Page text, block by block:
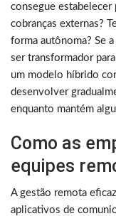
consegue estabelecer
cobranças externas?
forma autônoma? Se
ser transformador
um modelo híbrido
desenvolver
enquanto mantém
Como as
equipes
A gestão remota
aplicativos de